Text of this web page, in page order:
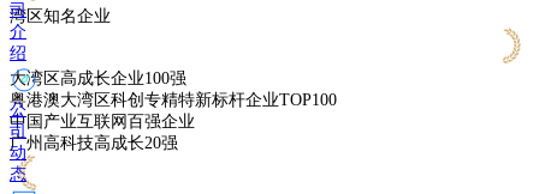
司
介
绍
公
司
动
态
湾区知名企业
大湾区高成长企业100强
粤港澳大湾区科创专精特新标杆企业TOP100
中国产业互联网百强企业
广州高科技高成长20强